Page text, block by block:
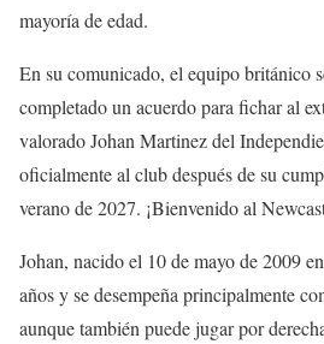
mayoría de edad.
En su comunicado, el equipo británico
completado un acuerdo para fichar al
valorado Johan Martinez del
oficialmente al club después de su
verano de 2027. ¡Bienvenido al
Johan, nacido el 10 de mayo de 2009
años y se desempeña principalmente
aunque también puede jugar por